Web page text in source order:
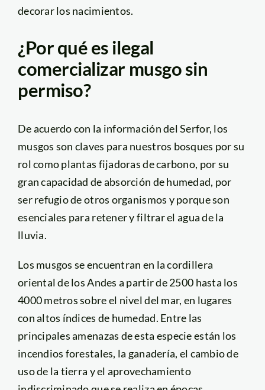
decorar los nacimientos.
¿Por qué es ilegal
comercializar musgo sin
permiso?
De acuerdo con la información del Serfor, los
musgos son claves para nuestros bosques por su
rol como plantas fijadoras de carbono, por su
gran capacidad de absorción de humedad, por
ser refugio de otros organismos y porque son
esenciales para retener y filtrar el agua de la
lluvia.
Los musgos se encuentran en la cordillera
oriental de los Andes a partir de 2500 hasta los
4000 metros sobre el nivel del mar, en lugares
con altos índices de humedad. Entre las
principales amenazas de esta especie están los
incendios forestales, la ganadería, el cambio de
uso de la tierra y el aprovechamiento